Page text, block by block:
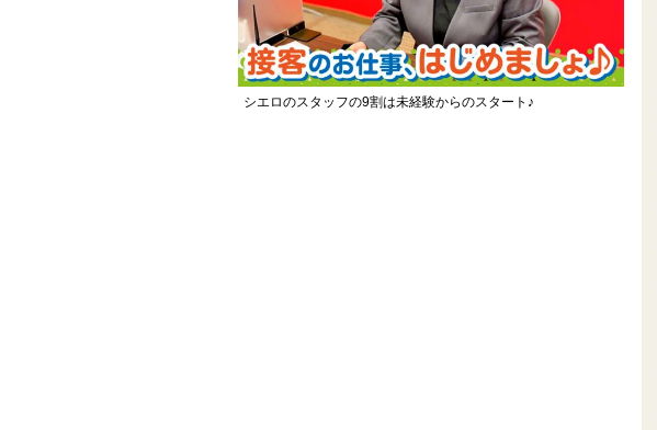
シエロのスタッフの9割は未経験からのスタート♪